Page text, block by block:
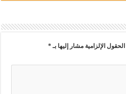
الحقول الإلزامية مشار إليها بـ*